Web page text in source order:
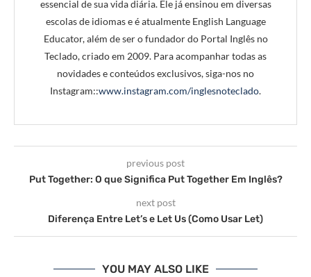
essencial de sua vida diária. Ele já ensinou em diversas
escolas de idiomas e é atualmente English Language
Educator, além de ser o fundador do Portal Inglês no
Teclado, criado em 2009. Para acompanhar todas as
novidades e conteúdos exclusivos, siga-nos no
Instagram::www.instagram.com/inglesnoteclado.
previous post
Put Together: O que Significa Put Together Em Inglês?
next post
Diferença Entre Let’s e Let Us (Como Usar Let)
YOU MAY ALSO LIKE